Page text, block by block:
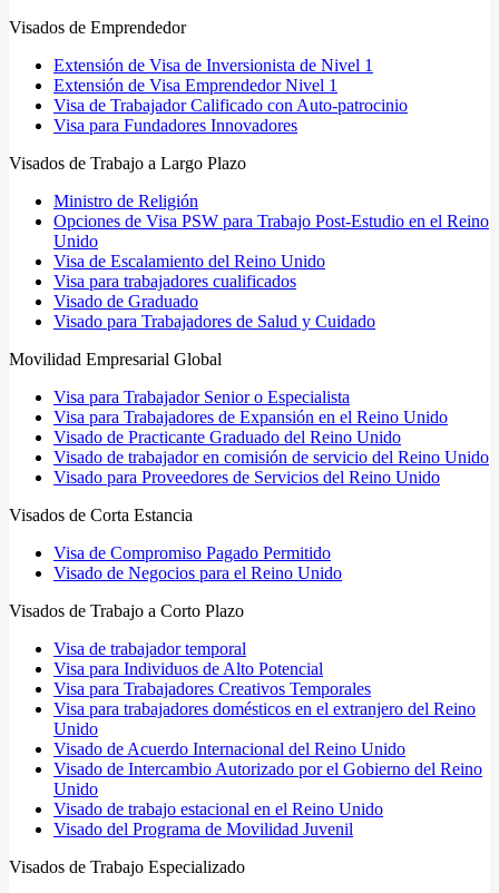
Visados de Emprendedor
Extensión de Visa de Inversionista de Nivel 1
Extensión de Visa Emprendedor Nivel 1
Visa de Trabajador Calificado con Auto-patrocinio
Visa para Fundadores Innovadores
Visados de Trabajo a Largo Plazo
Ministro de Religión
Opciones de Visa PSW para Trabajo Post-Estudio en el Reino
Unido
Visa de Escalamiento del Reino Unido
Visa para trabajadores cualificados
Visado de Graduado
Visado para Trabajadores de Salud y Cuidado
Movilidad Empresarial Global
Visa para Trabajador Senior o Especialista
Visa para Trabajadores de Expansión en el Reino Unido
Visado de Practicante Graduado del Reino Unido
Visado de trabajador en comisión de servicio del Reino Unido
Visado para Proveedores de Servicios del Reino Unido
Visados de Corta Estancia
Visa de Compromiso Pagado Permitido
Visado de Negocios para el Reino Unido
Visados de Trabajo a Corto Plazo
Visa de trabajador temporal
Visa para Individuos de Alto Potencial
Visa para Trabajadores Creativos Temporales
Visa para trabajadores domésticos en el extranjero del Reino
Unido
Visado de Acuerdo Internacional del Reino Unido
Visado de Intercambio Autorizado por el Gobierno del Reino
Unido
Visado de trabajo estacional en el Reino Unido
Visado del Programa de Movilidad Juvenil
Visados de Trabajo Especializado